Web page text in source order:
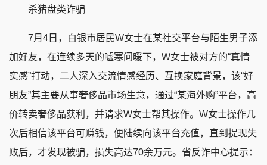
杀猪盘类诈骗
7月4日，白银市居民W女士在某社交平台与陌生男子添
加好友，在连续多天的嘘寒问暖下，W女士被对方的“真情
实感”打动，二人深入交流情感经历、互换家庭背景，该“好
朋友”其主要从事奢侈品市场生意，通过“某海外购”平台，高
价转卖奢侈品获利，并请求W女士帮其操作。W女士操作几
次后相信该平台可赚钱，便陆续向该平台充值，直到提现失
败后，才发现被骗，损失高达70余万元。省反诈中心提示：